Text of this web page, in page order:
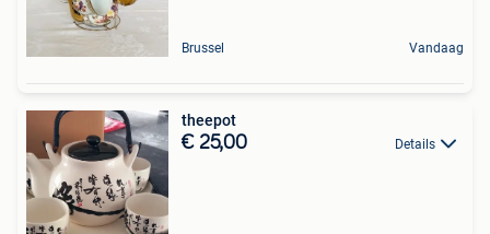
Brussel Vandaag
theepot
€ 25,00 Details